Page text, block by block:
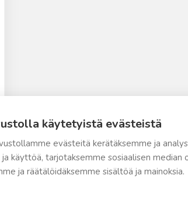
käytetyistä evästeistä
evästeitä kerätäksemme ja
käyttöä, tarjotaksemme sosiaalisen median
ja räätälöidäksemme sisältöä ja mainoksia.